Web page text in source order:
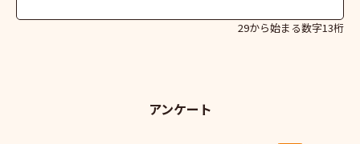
29から始まる数字13桁
アンケート